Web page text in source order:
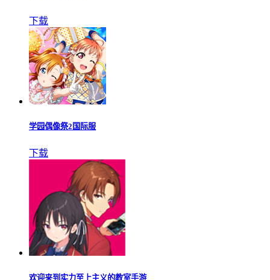
下载
学园偶像祭2国际服
下载
欢迎来到实力至上主义的教室手游